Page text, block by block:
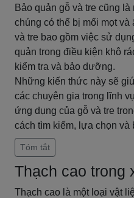
Bảo quản gỗ và tre cũng
chúng có thể bị mối mọt
và tre bao gồm việc sử
quản trong điều kiện khô
kiểm tra và bảo dưỡng.
Những kiến thức này sẽ
các chuyên gia trong lĩnh
ứng dụng của gỗ và tre
cách tìm kiếm, lựa chọn và
Tóm tắt
Thạch cao trong
Thạch cao là một loại vật